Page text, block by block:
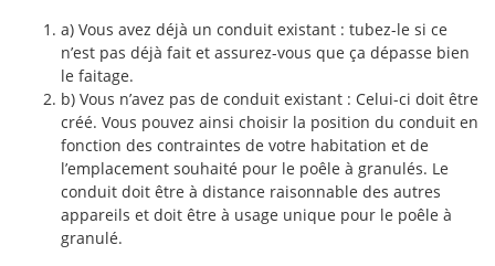
a) Vous avez déjà un conduit existant : tubez-le si ce
n’est pas déjà fait et assurez-vous que ça dépasse bien
le faitage.
b) Vous n’avez pas de conduit existant : Celui-ci doit être
créé. Vous pouvez ainsi choisir la position du conduit en
fonction des contraintes de votre habitation et de
l’emplacement souhaité pour le poêle à granulés. Le
conduit doit être à distance raisonnable des autres
appareils et doit être à usage unique pour le poêle à
granulé.